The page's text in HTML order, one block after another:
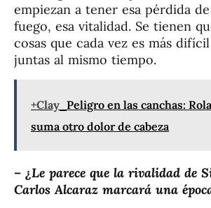
empiezan a tener esa pérdida
fuego, esa vitalidad. Se tienen
cosas que cada vez es más
juntas al mismo tiempo.
+Clay Peligro en las canchas:
suma otro dolor de cabeza
– ¿Le parece que la rivalidad de
Carlos Alcaraz marcará una